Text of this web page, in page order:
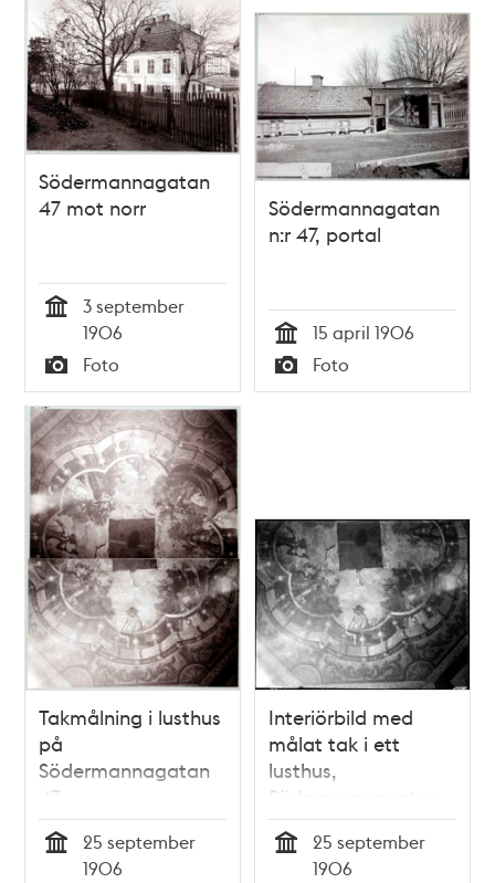
Södermannagatan
47 mot norr
3 september
1906
Typ
Foto
Södermannagatan
n:r 47, portal
Tid
15 april 1906
Typ
Foto
Takmålning i lusthus
på
Södermannagatan
47
25 september
1906
Interiörbild med
målat tak i ett
lusthus,
Södermannagatan
47
25 september
1906